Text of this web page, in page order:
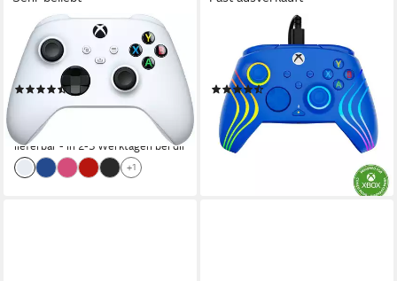
XBOX
Xbox Wireless Xbox-
Controller
(68)
ab 57,99 € UVP64,99 €
-11%
lieferbar - in 2-3 Werktagen bei dir
+1
TURTLE BEACH
XB Afterglow Wave
Controller
(12)
40,01 € UVP44,99 €
-11%
lieferbar - in 3-4 Werktagen bei dir